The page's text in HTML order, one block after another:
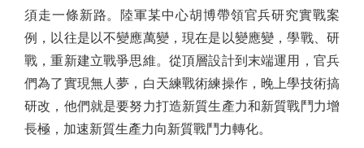
須走一條新路。陸軍某中心胡博帶領官兵研究實戰案
例，以往是以不變應萬變，現在是以變應變，學戰、研
戰，重新建立戰爭思維。從頂層設計到末端運用，官兵
們為了實現無人夢，白天練戰術練操作，晚上學技術搞
研改，他們就是要努力打造新質生產力和新質戰鬥力增
長極，加速新質生產力向新質戰鬥力轉化。